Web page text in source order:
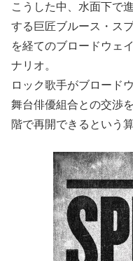
こうした中、水面下で
する巨匠ブルース・ス
を経てのブロードウェ
ナリオ。
ロック歌手がブロード
舞台俳優組合との交渉
階で再開できるという